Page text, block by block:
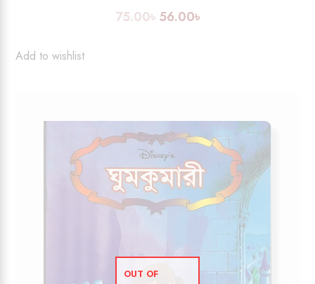
75.00৳ Original
56.00৳Current
Add to wishlist
OUT OF